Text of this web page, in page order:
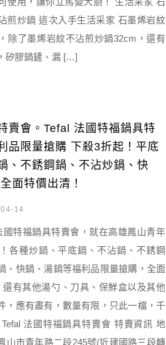
煎炒鍋 這次入手生活采家 石墨烯岩紋
除了墨烯岩紋不沾煎炒鍋32cm，還有
矽膠鍋鏟、漏 […]
賣會。Tefal 法國特福鍋具特
品限量搶購 下殺3折起！平底
、不銹鋼鍋、不沾炒鍋、快
面特價出清！
14
國特福鍋具特賣會，就在高雄鳳山青年
各種炒鍋、平底鍋、不沾鍋、不銹鋼
、快鍋、湯鍋等福利品限量搶購，全面
還有其他湯勺、刀具、保鮮盒以及其他
，應有盡有，數量有限，只此一檔，千
法國特福鍋具特賣會 特賣資訊 地
山市青年路二段245號(近建國路三段轉